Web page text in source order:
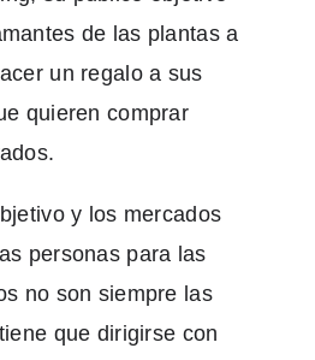
de las plantas a
un regalo a sus
quieren comprar
y los mercados
personas para las
no son siempre las
que dirigirse con